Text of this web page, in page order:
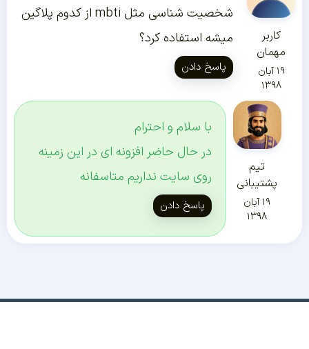
کاربر
مهمان
۱۹ آبان
۱۳۹۸
شخصیت شناسی مثل mbti از کدوم پلاگین
میشه استفاده کرد؟
پاسخ دادن
تیم
پشتیبانی
۱۹ آبان
۱۳۹۸
با سلام و احترام
در حال حاضر افزونه ای در این زمینه
روی سایت نداریم متاسفانه
پاسخ دادن